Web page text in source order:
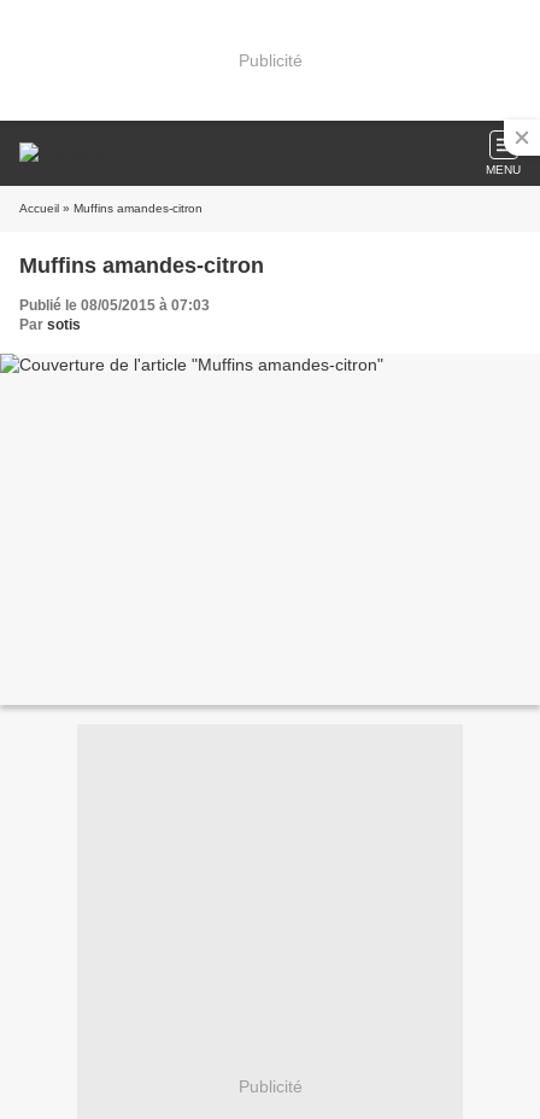
Publicité
MENU
Accueil » Muffins amandes-citron
Muffins amandes-citron
Publié le 08/05/2015 à 07:03
Par sotis
Publicité